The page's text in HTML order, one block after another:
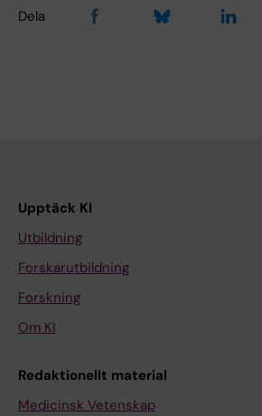
Dela
Upptäck KI
Utbildning
Forskarutbildning
Forskning
Om KI
Redaktionellt material
Medicinsk Vetenskap